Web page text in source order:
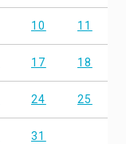
10 11
17 18
24 25
31